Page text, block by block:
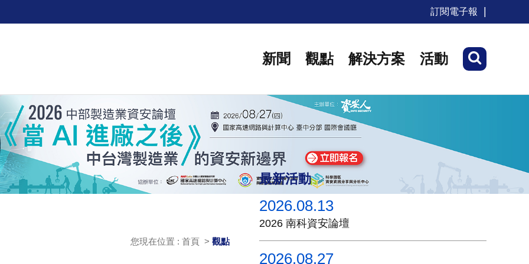
訂閱電子報
新聞 觀點 解決方案 活動
您現在位置 : 首頁 > 觀點
最新活動
2026.08.13
2026 南科資安論壇
2026.08.27